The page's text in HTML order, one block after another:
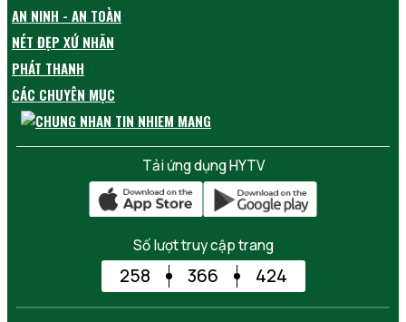
AN NINH - AN TOÀN
NÉT ĐẸP XỨ NHÃN
PHÁT THANH
CÁC CHUYÊN MỤC
Tải ứng dụng HYTV
Số lượt truy cập trang
258 366 424